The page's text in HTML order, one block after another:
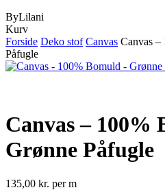
ByLilani
KurvClose
Cart
Forside Deko stof Canvas Canvas –
Påfugle
Canvas – 100%
Grønne Påfugle
135,00 kr. per m